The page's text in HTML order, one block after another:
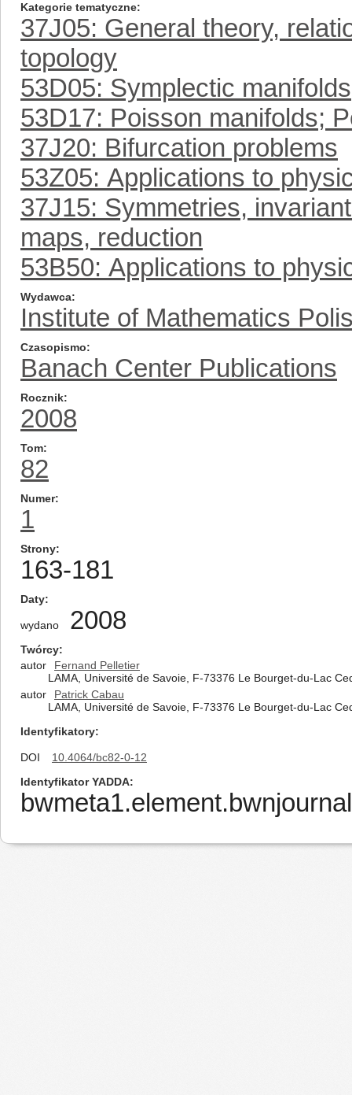
Kategorie tematyczne
37J05: General theory,
topology
53D05: Symplectic
53D17: Poisson manifolds;
37J20: Bifurcation problems
53Z05: Applications to
37J15: Symmetries,
maps, reduction
53B50: Applications to
Wydawca
Institute of Mathematics
Czasopismo
Banach Center Publications
Rocznik
2008
Tom
82
Numer
1
Strony
163-181
Daty
wydano 2008
Twórcy
autor
Fernand Pelletier
LAMA, Université de Savoie, F-73376 Le Bourget-du-Lac
autor
Patrick Cabau
LAMA, Université de Savoie, F-73376 Le Bourget-du-Lac
Identyfikatory
DOI
10.4064/bc82-0-12
Identyfikator YADDA